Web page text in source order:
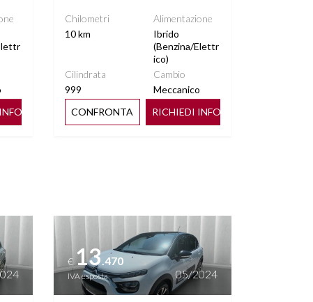
Chilometri
10 km
Alimentazione
Ibrido
(Benzina/Elettr
ico)
Cilindrata
999
Cambio
Meccanico
CONFRONTA
RICHIEDI INFO
Vedi dettagli
€13.470
IVA esposta 05/2024